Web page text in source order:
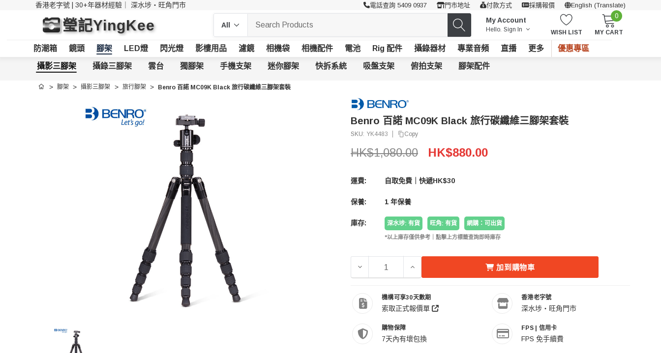
香港老字號 | 30+年器材經驗｜ 深水埗・旺角門市 電話查詢 5409 0937 門市地址 付款方式 採購報價 English (Translate)
瑩記YingKee My Account
Hello. Sign In WISH LIST
0
MY CART
防潮箱 鏡頭 腳架 LED燈 閃光燈 影樓用品 濾鏡 相機袋 相機配件 電池 Rig 配件 攝錄器材 專業音頻 直播 更多 優惠專區
攝影三腳架 攝錄三腳架 雲台 獨腳架 手機支架 迷你腳架 快拆系統 吸盤支架 俯拍支架 腳架配件
首頁 腳架 攝影三腳架 旅行腳架 Benro 百諾 MC09K Black 旅行碳纖維三腳架套裝
Benro 百諾 MC09K Black 旅行碳纖維三腳架套裝
SKU: YK4483 Copy
HK$1,080.00 HK$880.00
運費: 自取免費｜快遞HK$30
保養: 1 年保養
庫存: 深水埗: 有貨 旺角: 有貨 網購：可出貨
*以上庫存僅供參考｜點擊上方標籤查詢即時庫存
減少 BENRO 百諾 MC09K BLACK 旅行碳纖維三腳架套裝 的數量
增加 BENRO 百諾 MC09K BLACK 旅行碳纖維三腳架套裝 的數量
加到購物車
機構可享30天數期
索取正式報價單
香港老字號
深水埗・旺角門市
購物保障
7天內有壞包換
FPS | 信用卡
FPS 免手續費